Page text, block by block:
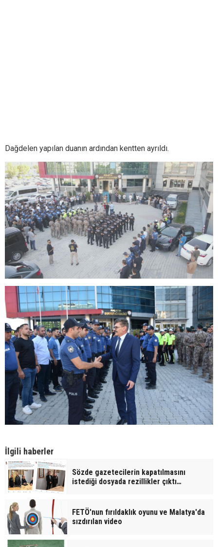
Dağdelen yapılan duanın ardından kentten ayrıldı.
İlgili haberler
Sözde gazetecilerin kapatılmasını
istediği dosyada rezillikler çıktı…
FETÖ'nun fırıldaklık oyunu ve Malatya'da
sızdırılan video